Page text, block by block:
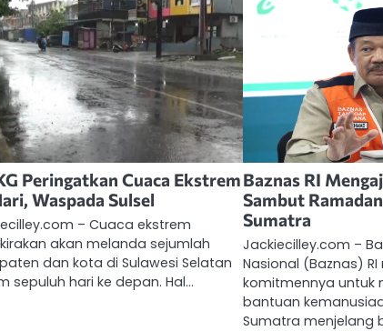
Peringatkan Cuaca Ekstrem
Waspada Sulsel
– Cuaca ekstrem
akan melanda sejumlah
dan kota di Sulawesi Selatan
sepuluh hari ke depan. Hal…
Baznas RI
Sambut
Sumatra
Jackiecilley.com –
Nasional (Baznas)
komitmennya untuk
bantuan
Sumatra menjelang